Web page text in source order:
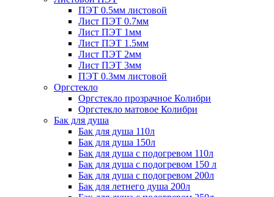
ПЭТ 0.5мм листовой
Лист ПЭТ 0.7мм
Лист ПЭТ 1мм
Лист ПЭТ 1.5мм
Лист ПЭТ 2мм
Лист ПЭТ 3мм
ПЭТ 0.3мм листовой
Оргстекло
Оргстекло прозрачное Колибри
Оргстекло матовое Колибри
Бак для душа
Бак для душа 110л
Бак для душа 150л
Бак для душа с подогревом 110л
Бак для душа с подогревом 150 л
Бак для душа с подогревом 200л
Бак для летнего душа 200л